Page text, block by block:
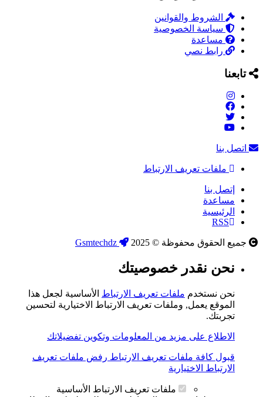
الشروط والقوانين
سياسة الخصوصية
مساعدة
رابط نصي
تابعنا
اتصل بنا
ملفات تعريف الارتباط
إتصل بنا
مساعدة
الرئيسية
RSS
جميع الحقوق محفوظة © 2025
نحن نقدر خصوصيتك
نحن نستخدم ملفات تعريف الارتباط الأساسية لجعل هذا
الموقع يعمل, وملفات تعريف الارتباط الاختيارية لتحسين
تجربتك.
الاطلاع على مزيد من المعلومات وتكوين تفضيلاتك
قبول كافة ملفات تعريف الارتباط رفض ملفات تعريف
الارتباط الاختيارية
ملفات تعريف الارتباط الأساسية